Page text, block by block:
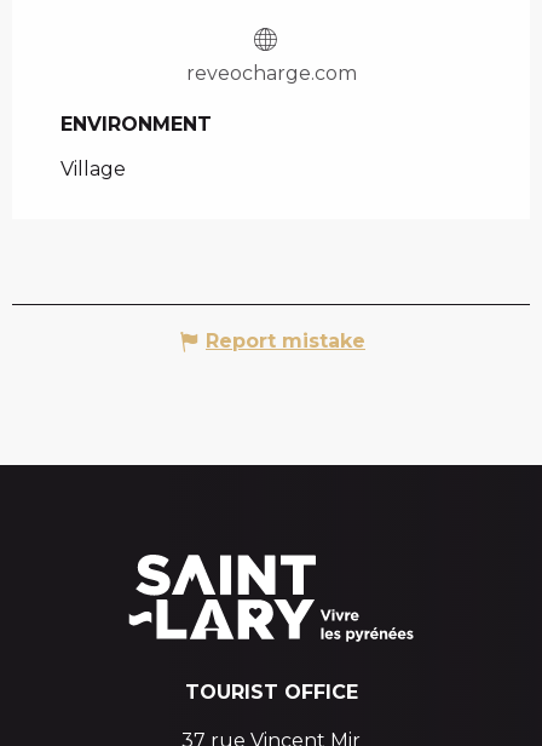
reveocharge.com
ENVIRONMENT
ENVIRONMENT
Village
Report mistake
TOURIST OFFICE
37 rue Vincent Mir